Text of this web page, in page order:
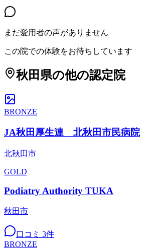
まだ愛用者の声がありません
この院での体験をお待ちしています
秋田県の他の認定院
BRONZE
JA秋田厚生連 北秋田市民病院
北秋田市
GOLD
Podiatry Authority TUKA
秋田市
口コミ 3件
BRONZE